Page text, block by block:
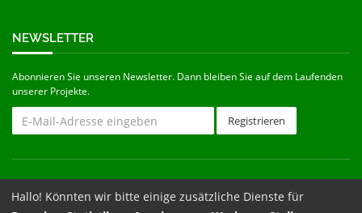
NEWSLETTER
Abonnieren Sie unseren Newsletter. Dann bleiben Sie auf dem Laufenden
unserer Projekte.
Cookieeinstellungen–Login
Hallo! Könnten wir bitte einige zusätzliche Dienste für